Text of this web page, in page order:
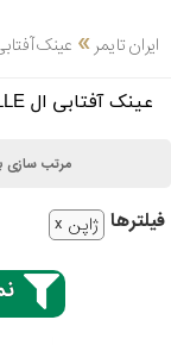
ایران تایمر » عینک
عینک آفتابی ال ELLE ژاپن
مرتب سازی
فیلتر‌ها ژاپن
انتخاب
بین 3
3